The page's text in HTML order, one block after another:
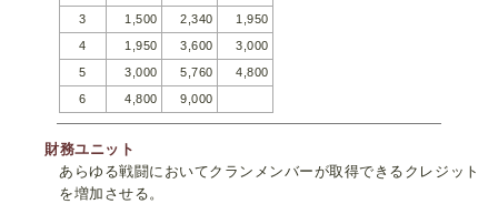
3
1,500 2,340
1,950
4
1,950 3,600
3,000
5
3,000 5,760
4,800
6
4,800 9,000
財務ユニット
あらゆる戦闘においてクランメンバーが取得できるクレジット
を増加させる。